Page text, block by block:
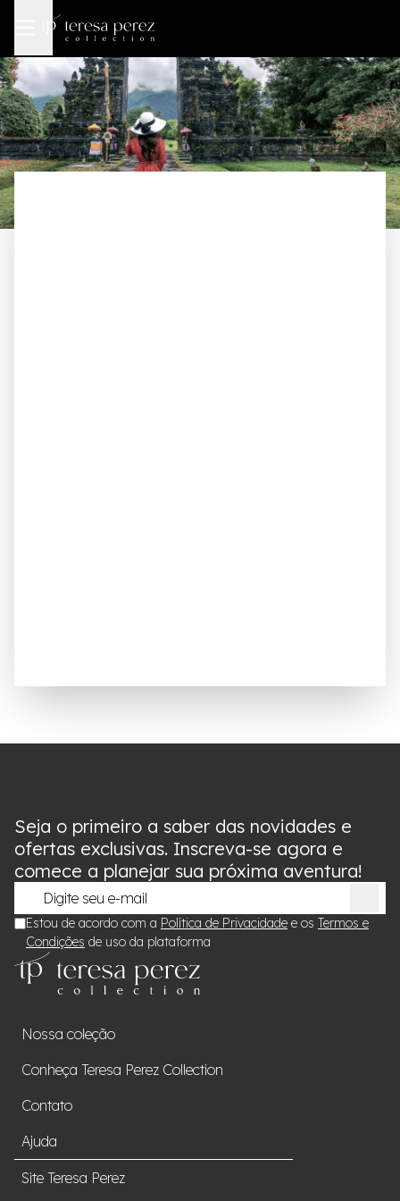
Nossa coleção
Conheça Teresa Perez Collection
Contato
Ajuda
Site Teresa Perez
Seja o primeiro a saber das novidades e
ofertas exclusivas. Inscreva-se agora e
comece a planejar sua próxima aventura!
Estou de acordo com a Política de Privacidade e os Termos e
Condições de uso da plataforma